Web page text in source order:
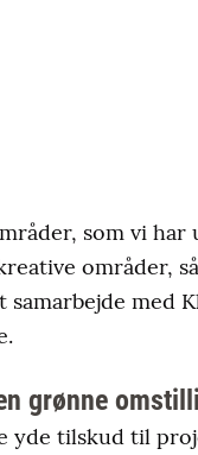
som vi
områder,
samarbejde
grønne
yde tilskud til